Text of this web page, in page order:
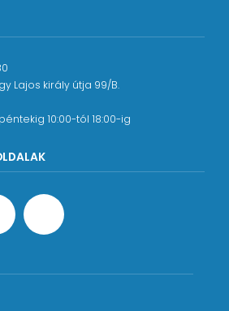
repertoárodat.
TakeLessons|Live előfizetés
két hónapos ingyenes
TakeLessons oldaláról, amely
mint eddig bármikor, valós
Tedd fel kérdéseidet,
élvezd a tanulást!
súlyozott
Lajos király útja 99/B.
10:00-tól 18:00-ig